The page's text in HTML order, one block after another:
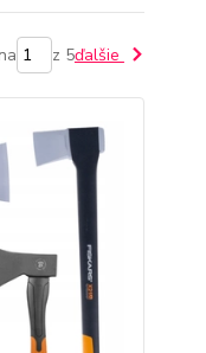
z 5ďalšie